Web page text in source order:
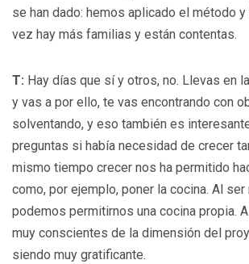
se han dado: hemos aplicado el método y
vez hay más familias y están contentas.
T: Hay días que sí y otros, no. Llevas en
y vas a por ello, te vas encontrando con
solventando, y eso también es
preguntas si había necesidad de crecer
mismo tiempo crecer nos ha permitido
como, por ejemplo, poner la cocina. Al ser
podemos permitirnos una cocina propia.
muy conscientes de la dimensión del
siendo muy gratificante.